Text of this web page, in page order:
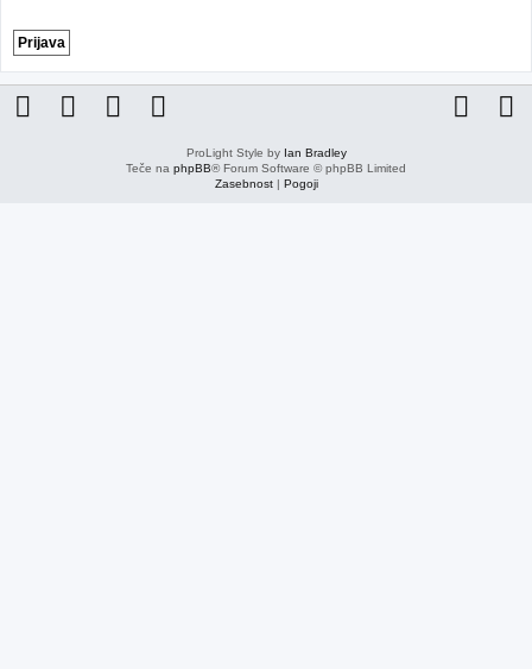
ProLight Style by Ian Bradley
Teče na phpBB® Forum Software © phpBB Limited
Zasebnost| Pogoji